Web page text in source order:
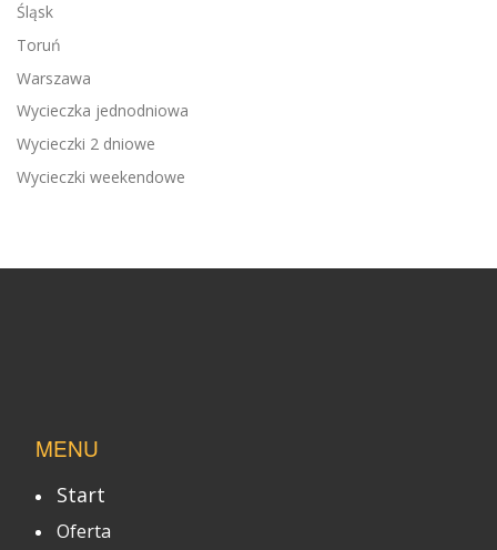
Śląsk
Toruń
Warszawa
Wycieczka jednodniowa
Wycieczki 2 dniowe
Wycieczki weekendowe
MENU
Start
Oferta